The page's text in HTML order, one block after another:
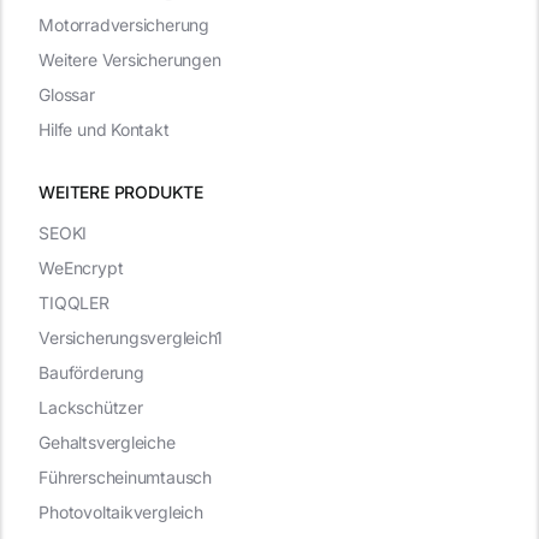
WEITERE PRODUKTE
Motorradversicherung
Weitere Versicherungen
Glossar
Hilfe und Kontakt
SEOKI
WeEncrypt
TIQQLER
Versicherungsvergleich1
Bauförderung
Lackschützer
Gehaltsvergleiche
Führerscheinumtausch
Photovoltaikvergleich